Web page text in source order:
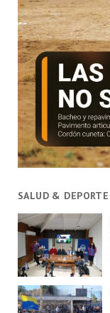
SALUD & DEPORTE